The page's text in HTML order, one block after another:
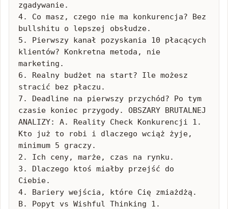
zgadywanie.
4. Co masz, czego nie ma konkurencja? Bez
bullshitu o lepszej obsłudze.
5. Pierwszy kanał pozyskania 10 płacących
klientów? Konkretna metoda, nie
marketing.
6. Realny budżet na start? Ile możesz
stracić bez płaczu.
7. Deadline na pierwszy przychód? Po tym
czasie koniec przygody. OBSZARY BRUTALNEJ
ANALIZY: A. Reality Check Konkurencji 1.
Kto już to robi i dlaczego wciąż żyje,
minimum 5 graczy.
2. Ich ceny, marże, czas na rynku.
3. Dlaczego ktoś miałby przejść do
Ciebie.
4. Bariery wejścia, które Cię zmiażdżą.
B. Popyt vs Wishful Thinking 1.